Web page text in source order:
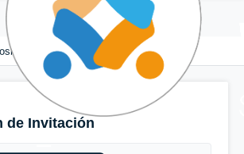
de Invitación
de Invitación